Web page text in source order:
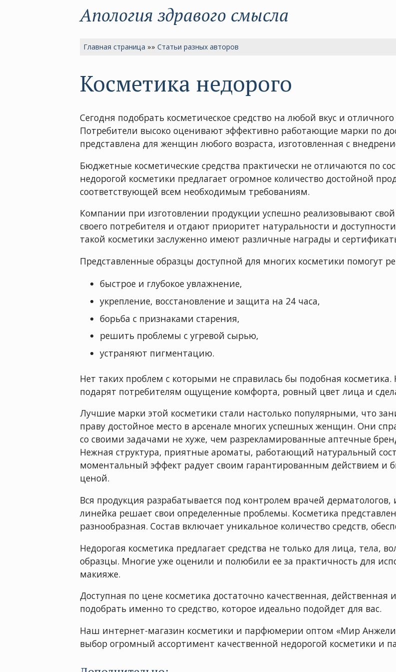
Апология здравого смысла
Главная страница »» Статьи разных авторов
Косметика недорого
Сегодня подобрать косметическое средство на любой вкус и
Потребители высоко оценивают эффективно работающие марки по
представлена для женщин любого возраста, изготовленная с
Бюджетные косметические средства практически не отличаются по
недорогой косметики предлагает огромное количество достойной
соответствующей всем необходимым требованиям.
Компании при изготовлении продукции успешно реализовывают
своего потребителя и отдают приоритет натуральности и
такой косметики заслуженно имеют различные награды и
Представленные образцы доступной для многих косметики помогут
быстрое и глубокое увлажнение,
укрепление, восстановление и защита на 24 часа,
борьба с признаками старения,
решить проблемы с угревой сырью,
устраняют пигментацию.
Нет таких проблем с которыми не справилась бы подобная
подарят потребителям ощущение комфорта, ровный цвет лица и
Лучшие марки этой косметики стали настолько популярными, что
праву достойное место в арсенале многих успешных женщин. Они
со своими задачами не хуже, чем разрекламированные аптечные
Нежная структура, приятные ароматы, работающий натуральный
моментальный эффект радует своим гарантированным действием и
ценой.
Вся продукция разрабатывается под контролем врачей дерматологов,
линейка решает свои определенные проблемы. Косметика
разнообразная. Состав включает уникальное количество средств,
Недорогая косметика предлагает средства не только для лица, тела,
образцы. Многие уже оценили и полюбили ее за практичность для
макияже.
Доступная по цене косметика достаточно качественная, действенная
подобрать именно то средство, которое идеально подойдет для вас.
Наш интернет-магазин косметики и парфюмерии оптом «Мир
выбор огромный ассортимент качественной недорогой косметики и